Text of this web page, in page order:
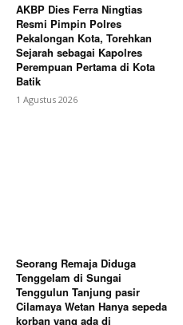
AKBP Dies Ferra Ningtias
Resmi Pimpin Polres
Pekalongan Kota, Torehkan
Sejarah sebagai Kapolres
Perempuan Pertama di Kota
Batik
1 Agustus 2026
Seorang Remaja Diduga
Tenggelam di Sungai
Tenggulun Tanjung pasir
Cilamaya Wetan Hanya sepeda
korban yang ada di